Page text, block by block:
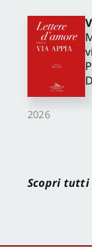
2026
Scopri